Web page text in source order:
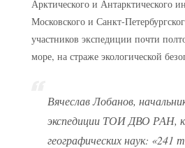
Арктического и Антарктического
Московского и Санкт-
участников экспедиции почти
море, на страже экологической
Вячеслав Лобанов,
экспедиции ТОИ ДВО РАН,
географических наук: «241